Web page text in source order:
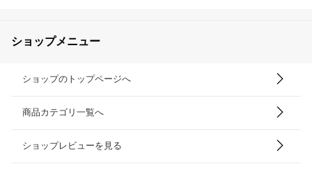
ショップメニュー
ショップのトップページへ
商品カテゴリ一覧へ
ショップレビューを見る